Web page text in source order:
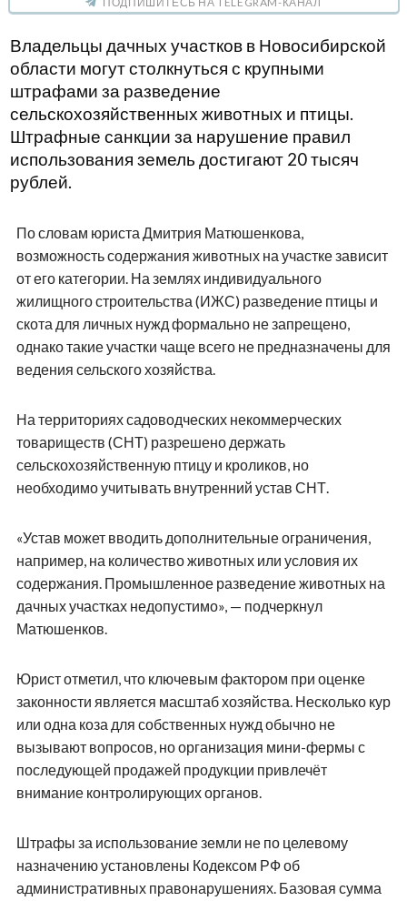
Владельцы дачных участков в Новосибирской
области могут столкнуться с крупными
штрафами за разведение
сельскохозяйственных животных и птицы.
Штрафные санкции за нарушение правил
использования земель достигают 20 тысяч
рублей.
По словам юриста Дмитрия Матюшенкова,
возможность содержания животных на участке зависит
от его категории. На землях индивидуального
жилищного строительства (ИЖС) разведение птицы и
скота для личных нужд формально не запрещено,
однако такие участки чаще всего не предназначены для
ведения сельского хозяйства.
На территориях садоводческих некоммерческих
товариществ (СНТ) разрешено держать
сельскохозяйственную птицу и кроликов, но
необходимо учитывать внутренний устав СНТ.
«Устав может вводить дополнительные ограничения,
например, на количество животных или условия их
содержания. Промышленное разведение животных на
дачных участках недопустимо», — подчеркнул
Матюшенков.
Юрист отметил, что ключевым фактором при оценке
законности является масштаб хозяйства. Несколько кур
или одна коза для собственных нужд обычно не
вызывают вопросов, но организация мини-фермы с
последующей продажей продукции привлечёт
внимание контролирующих органов.
Штрафы за использование земли не по целевому
назначению установлены Кодексом РФ об
административных правонарушениях. Базовая сумма